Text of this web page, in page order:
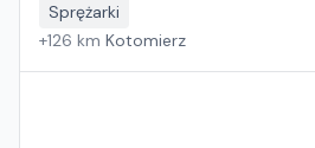
Sprężarki
+126 km Kotomierz